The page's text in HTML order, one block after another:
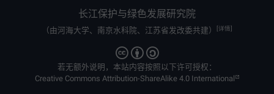
长江保护与绿色发展研究院
（由河海大学、南京水科院、江苏省发改委共建） [详情]
若无额外说明，本站内容按照以下许可授权：
Creative Commons Attribution-ShareAlike 4.0 International